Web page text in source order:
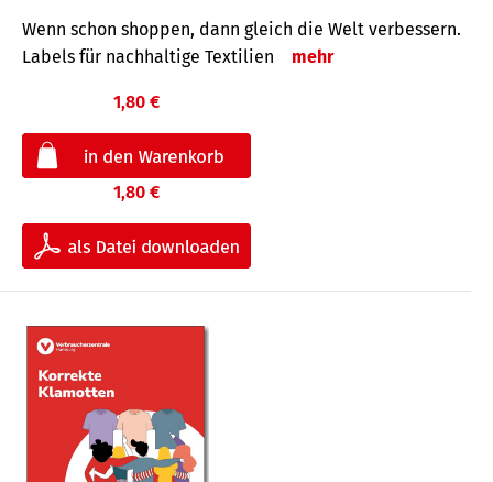
Wenn schon shoppen, dann gleich die Welt verbessern.
Labels für nachhaltige Textilien
mehr
1,80 €
1,80 €